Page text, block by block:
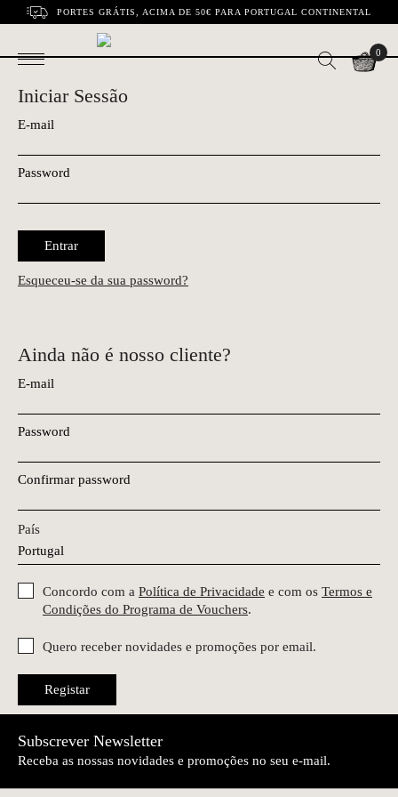
PORTES GRÁTIS, ACIMA DE 50€ PARA PORTUGAL CONTINENTAL
0
Iniciar Sessão
E-mail
Password
Entrar
Esqueceu-se da sua password?
Ainda não é nosso cliente?
E-mail
Password
Confirmar password
País
Concordo com a Política de Privacidade e com os Termos e
Condições do Programa de Vouchers.
Quero receber novidades e promoções por email.
Registar
Subscrever Newsletter
Receba as nossas novidades e promoções no seu e-mail.